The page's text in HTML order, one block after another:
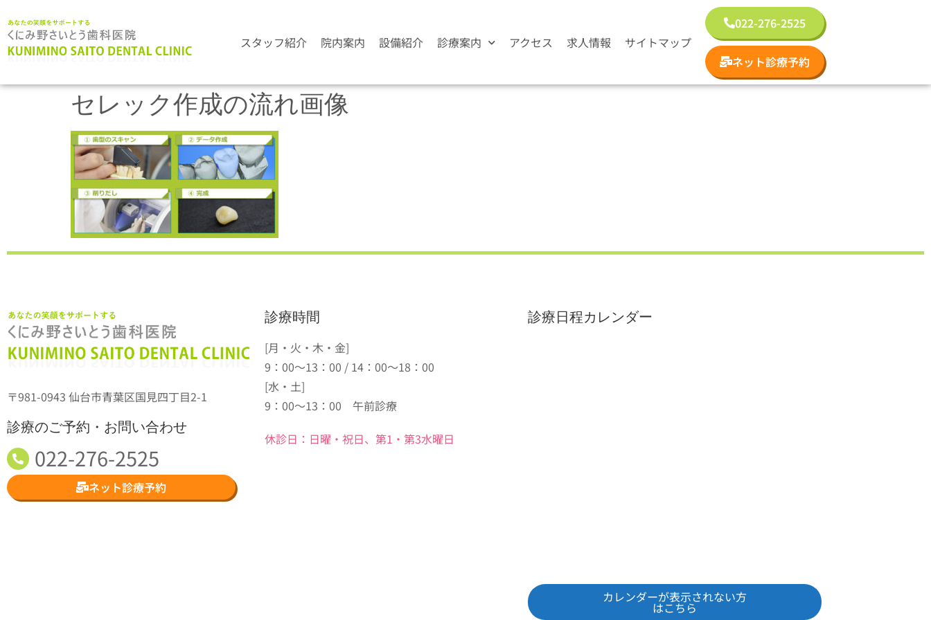
スタッフ紹介 院内案内 設備紹介 診療案内 アクセス 求人情報 サイトマップ
022-276-2525
ネット診療予約
セレック作成の流れ画像
〒981-0943 仙台市青葉区国見四丁目2-1
診療のご予約・お問い合わせ
022-276-2525
ネット診療予約
診療時間
[月・火・木・金]
9：00～13：00 / 14：00～18：00
[水・土]
9：00～13：00 午前診療
休診日：日曜・祝日、第1・第3水曜日
診療日程カレンダー
カレンダーが表示されない方
はこちら